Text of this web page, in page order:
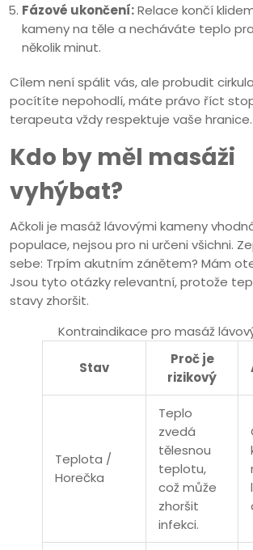
Fázové ukončení:Relace končí
kameny na těle a necháváte teplo
několik minut.
Cílem není spálit vás, ale probudit
pocítíte nepohodlí, máte právo říct
terapeuta vždy respektuje vaše hranice.
Kdo by měl masáži
vyhýbat?
Ačkoli je masáž lávovými kameny
populace, nejsou pro ni určeni všichni.
sebe: Trpím akutním zánětem? Mám
Jsou tyto otázky relevantní, protože
stavy zhoršit.
Kontraindikace pro masáž
Stav
Proč je
rizikový
Teplota /
Horečka
Teplo
zvedá
tělesnou
teplotu,
což může
zhoršit
infekci.